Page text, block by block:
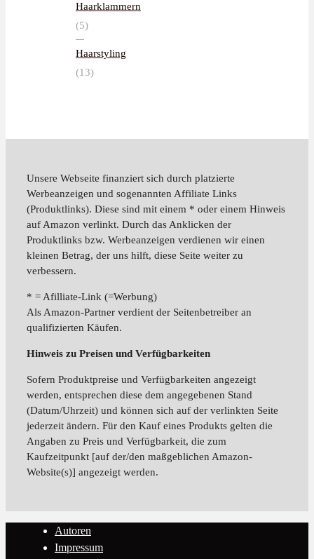
Haarklammern
(5)
Haarstyling
(13)
Unsere Webseite finanziert sich durch platzierte
Werbeanzeigen und sogenannten Affiliate Links
(Produktlinks). Diese sind mit einem * oder einem Hinweis
auf Amazon verlinkt. Durch das Anklicken der
Produktlinks bzw. Werbeanzeigen verdienen wir einen
kleinen Betrag, der uns hilft, diese Seite weiter zu
verbessern.
* = Afilliate-Link (=Werbung)
Als Amazon-Partner verdient der Seitenbetreiber an
qualifizierten Käufen.
Hinweis zu Preisen und Verfügbarkeiten
Sofern Produktpreise und Verfügbarkeiten angezeigt
werden, entsprechen diese dem angegebenen Stand
(Datum/Uhrzeit) und können sich auf der verlinkten Seite
jederzeit ändern. Für den Kauf eines Produkts gelten die
Angaben zu Preis und Verfügbarkeit, die zum
Kaufzeitpunkt [auf der/den maßgeblichen Amazon-
Website(s)] angezeigt werden.
Autoren
Impressum